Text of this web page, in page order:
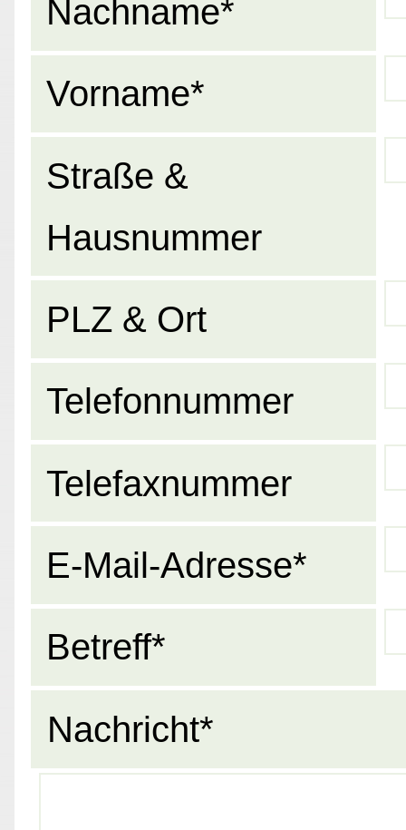
Nachname*
Vorname*
Straße &
Hausnummer
PLZ & Ort
Telefonnummer
Telefaxnummer
E-Mail-Adresse*
Betreff*
Nachricht*